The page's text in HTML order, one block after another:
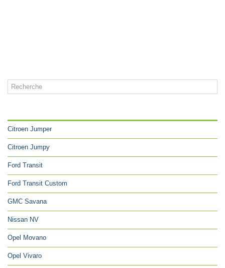
Citroen Jumper
Citroen Jumpy
Ford Transit
Ford Transit Custom
GMC Savana
Nissan NV
Opel Movano
Opel Vivaro